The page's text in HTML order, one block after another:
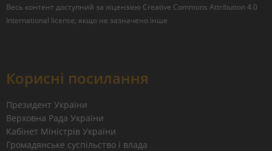
Весь контент доступний за ліцензією Creative Commons Attribution 4.0
International license, якщо не зазначено інше
Корисні посилання
Президент України
Верховна Рада України
Кабінет Міністрів України
Громадянське суспільство і влада